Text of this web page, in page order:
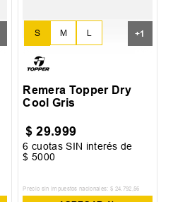
S M L
XL
+1
Remera Topper Dry
Cool Gris
$ 29.999
6 cuotas SIN interés de
$ 5000
Precio sin impuestos nacionales: $ 24 792 56